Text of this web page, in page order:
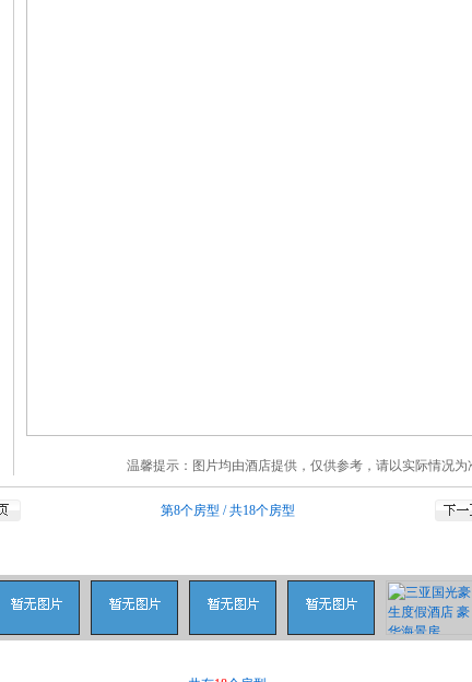
温馨提示：图片均由酒店提供，仅供参考，请以实际情况为
第8个房型 /共18个房型